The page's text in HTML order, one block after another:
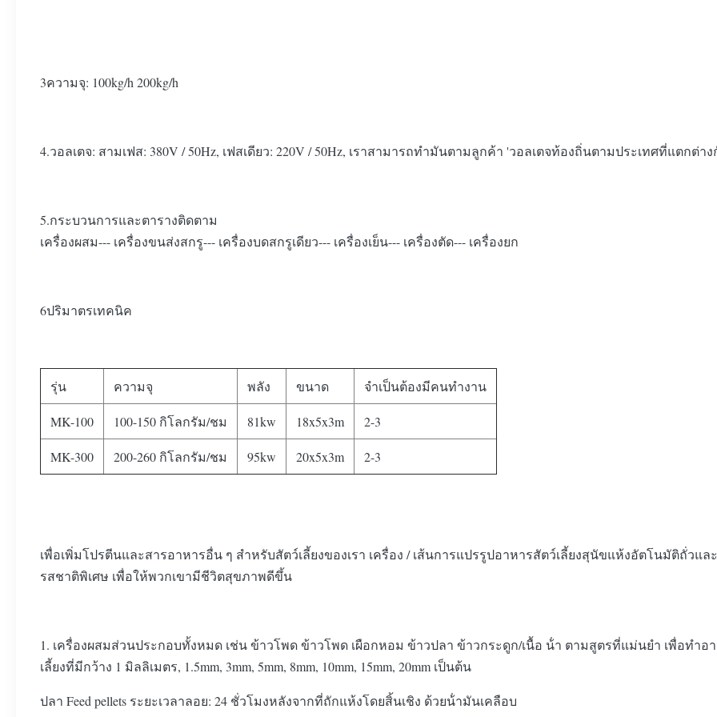
3ความจุ: 100kg/h 200kg/h
4.วอลเตจ: สามเฟส: 380V / 50Hz, เฟสเดียว: 220V / 50Hz, เราสามารถทํามันตามลูกค้า 'วอลเตจท้องถิ่นตามประเทศที่แตกต่า
5.กระบวนการและตารางติดตาม
เครื่องผสม--- เครื่องขนส่งสกรู--- เครื่องบดสกรูเดียว--- เครื่องเย็น--- เครื่องตัด--- เครื่องยก
6ปริมาตรเทคนิค
รุ่น ความจุ พลัง ขนาด จําเป็นต้องมีคนทํางาน
MK-100 100-150 กิโลกรัม/ชม 81kw 18x5x3m 2-3
MK-300 200-260 กิโลกรัม/ชม 95kw 20x5x3m 2-3
เพื่อเพิ่มโปรตีนและสารอาหารอื่น ๆ สําหรับสัตว์เลี้ยงของเรา เครื่อง / เส้นการแปรรูปอาหารสัตว์เลี้ยงสุนัขแห้งอัตโนมัติถั่วแ
รสชาติพิเศษ เพื่อให้พวกเขามีชีวิตสุขภาพดีขึ้น
1. เครื่องผสมส่วนประกอบทั้งหมด เช่น ข้าวโพด ข้าวโพด เผือกหอม ข้าวปลา ข้าวกระดูก/เนื้อ น้ํา ตามสูตรที่แม่นยํา เพื่อทํา
เลี้ยงที่มีกว้าง 1 มิลลิเมตร, 1.5mm, 3mm, 5mm, 8mm, 10mm, 15mm, 20mm เป็นต้น
ปลา Feed pellets ระยะเวลาลอย: 24 ชั่วโมงหลังจากที่ถักแห้งโดยสิ้นเชิง ด้วยน้ํามันเคลือบ